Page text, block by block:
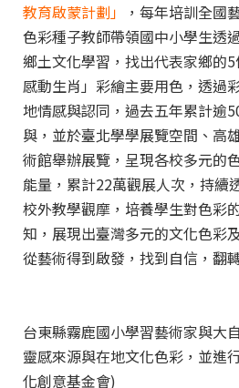
教育啟蒙計劃」
，每年培訓全國
色彩種子教師帶領國中小學生透
鄉土文化學習，找出代表家鄉的
感動生肖」彩繪主要用色，透過
地情感與認同，過去五年累計逾
與，並於臺北學學展覽空間、高
術館舉辦展覽，呈現各校多元的
能量，累計22萬觀展人次，持續
校外教學觀摩，培養學生對色彩
知，展現出臺灣多元的文化色彩
從藝術得到啟發，找到自信，翻
台東縣霧鹿國小學習藝術家與大
靈感來源與在地文化色彩，並進
化創意基金會)